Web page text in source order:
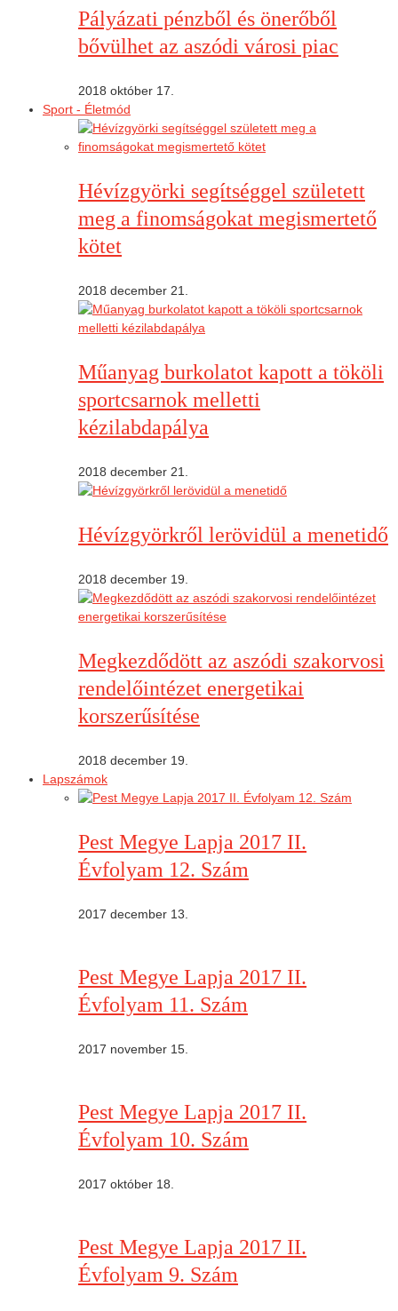
Pályázati pénzből és önerőből
bővülhet az aszódi városi piac
2018 október 17.
Sport - Életmód
Hévízgyörki segítséggel született
meg a finomságokat megismertető
kötet
2018 december 21.
Műanyag burkolatot kapott a tököli
sportcsarnok melletti
kézilabdapálya
2018 december 21.
Hévízgyörkről lerövidül a menetidő
2018 december 19.
Megkezdődött az aszódi szakorvosi
rendelőintézet energetikai
korszerűsítése
2018 december 19.
Lapszámok
Pest Megye Lapja 2017 II.
Évfolyam 12. Szám
2017 december 13.
Pest Megye Lapja 2017 II.
Évfolyam 11. Szám
2017 november 15.
Pest Megye Lapja 2017 II.
Évfolyam 10. Szám
2017 október 18.
Pest Megye Lapja 2017 II.
Évfolyam 9. Szám